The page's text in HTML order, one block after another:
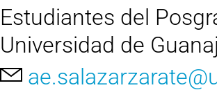
Estudiantes del
Universidad de